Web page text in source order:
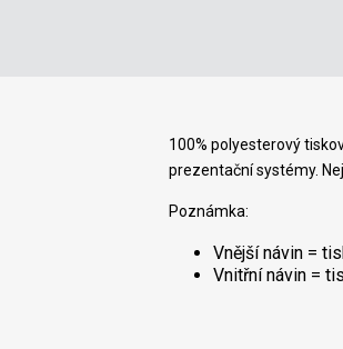
100% polyesterový
prezentační systémy.
Poznámka:
Vnější návin =
Vnitřní návin =